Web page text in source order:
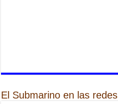
El Submarino en las redes